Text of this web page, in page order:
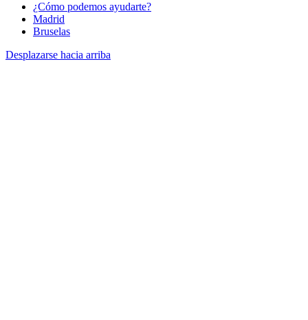
¿Cómo podemos ayudarte?
Madrid
Bruselas
Desplazarse hacia arriba